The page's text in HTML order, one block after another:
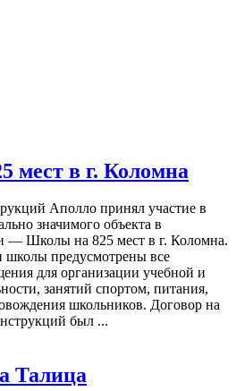
мест в г. Коломна
Аполло принял участие в
значимого объекта в
— Школы на 825 мест в г. Коломна.
школы предусмотрены все
для организации учебной и
занятий спортом, питания,
школьников. Договор на
был ...
Талица